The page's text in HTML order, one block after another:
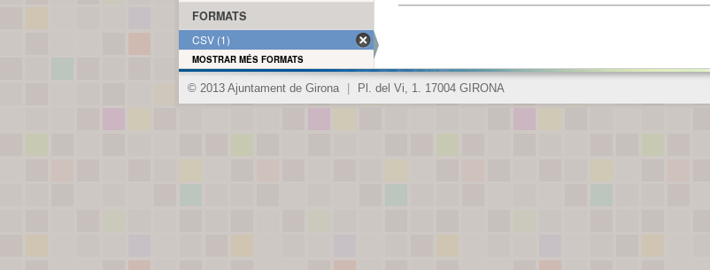
FORMATS
CSV (1)
MOSTRAR MÉS FORMATS
© 2013 Ajuntament de Girona Pl. del Vi, 1. 17004 GIRONA